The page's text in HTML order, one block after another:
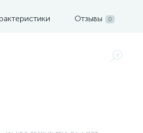
Отзывы 0